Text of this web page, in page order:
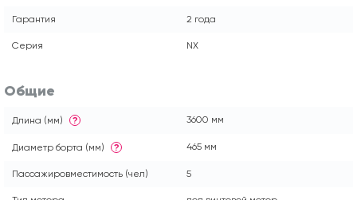
Гарантия 2 года
Серия NX
Общие
Длина (мм) ? 3600 мм
Диаметр борта (мм) ? 465 мм
Пассажировместимость (чел) 5